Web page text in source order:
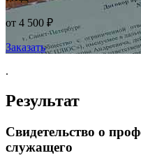
от 4 500 ₽
Заказать
.
Результат
Свидетельство о
служащего